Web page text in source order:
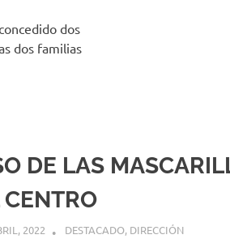
dos
dos familias
DE LAS
CENTRO
2022 MIGUEL RUÍZ
DESTACADO, DIRECCIÓN